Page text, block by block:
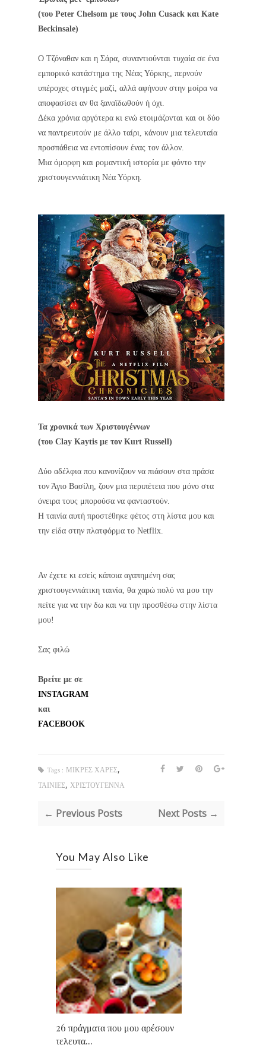
(του Peter Chelsom με τους John Cusack και Kate
Beckinsale)
Ο Τζόναθαν και η Σάρα, συναντιούνται τυχαία σε ένα
εμπορικό κατάστημα της Νέας Υόρκης, περνούν
υπέροχες στιγμές μαζί, αλλά αφήνουν στην μοίρα να
αποφασίσει αν θα ξαναϊδωθούν ή όχι.
Δέκα χρόνια αργότερα κι ενώ ετοιμάζονται και οι δύο
να παντρευτούν με άλλο ταίρι, κάνουν μια τελευταία
προσπάθεια να εντοπίσουν ένας τον άλλον.
Μια όμορφη και ρομαντική ιστορία με φόντο την
χριστουγεννιάτικη Νέα Υόρκη.
Τα χρονικά των Χριστουγέννων
(του Clay Kaytis με τον Kurt Russell)
Δύο αδέλφια που κανονίζουν να πιάσουν στα πράσα
τον Άγιο Βασίλη, ζουν μια περιπέτεια που μόνο στα
όνειρα τους μπορούσα να φανταστούν.
Η ταινία αυτή προστέθηκε φέτος στη λίστα μου και
την είδα στην πλατφόρμα το Netflix.
Αν έχετε κι εσείς κάποια αγαπημένη σας
χριστουγεννιάτικη ταινία, θα χαρώ πολύ να μου την
πείτε για να την δω και να την προσθέσω στην λίστα
μου!
Σας φιλώ
Βρείτε με σε
INSTAGRAM
και
FACEBOOK
Tags : ΜΙΚΡΕΣ ΧΑΡΕΣ,
ΤΑΙΝΙΕΣ, ΧΡΙΣΤΟΥΓΕΝΝΑ
← Previous Posts Next Posts →
You May Also Like
26 πράγματα που μου αρέσουν
τελευτα...